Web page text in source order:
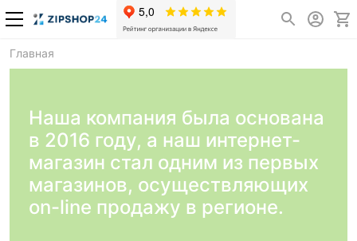
Главная
Наша компания была основана
в 2016 году, а наш интернет-
магазин стал одним из первых
магазинов, осуществляющих
on-line продажу в регионе.